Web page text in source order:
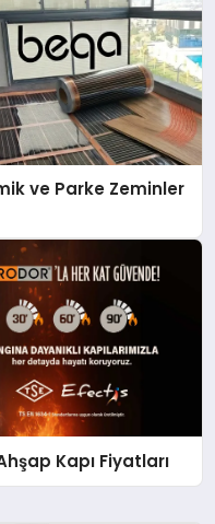
ve Parke Zeminler
Kapı Fiyatları